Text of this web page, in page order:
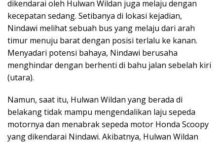
dikendarai oleh Hulwan Wildan juga melaju dengan
kecepatan sedang. Setibanya di lokasi kejadian,
Nindawi melihat sebuah bus yang melaju dari arah
timur menuju barat dengan posisi terlalu ke kanan.
Menyadari potensi bahaya, Nindawi berusaha
menghindar dengan berhenti di bahu jalan sebelah kiri
(utara).
Namun, saat itu, Hulwan Wildan yang berada di
belakang tidak mampu mengendalikan laju sepeda
motornya dan menabrak sepeda motor Honda Scoopy
yang dikendarai Nindawi. Akibatnya, Hulwan Wildan